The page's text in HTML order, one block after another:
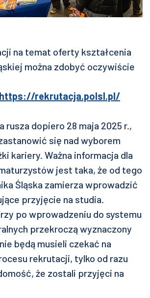
na temat oferty kształcenia
można zdobyć oczywiście
https://rekrutacja.polsl.pl/
rusza dopiero 28 maja 2025 r.,
się nad wyborem
kariery. Ważna informacja dla
jest taka, że od tego
Śląska zamierza wprowadzić
przyjęcie na studia.
po wprowadzeniu do systemu
przekroczą wyznaczony
będą musieli czekać na
rekrutacji, tylko od razu
że zostali przyjęci na